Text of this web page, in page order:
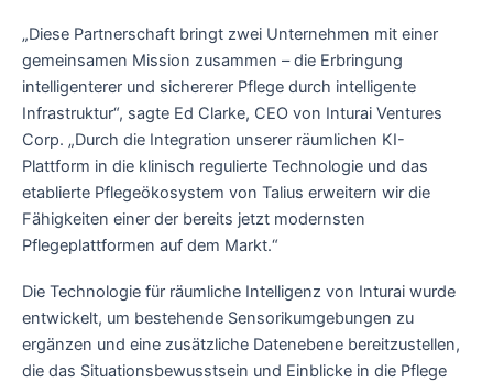
„Diese Partnerschaft bringt zwei Unternehmen mit einer
gemeinsamen Mission zusammen – die Erbringung
intelligenterer und sichererer Pflege durch intelligente
Infrastruktur“, sagte Ed Clarke, CEO von Inturai Ventures
Corp. „Durch die Integration unserer räumlichen KI-
Plattform in die klinisch regulierte Technologie und das
etablierte Pflegeökosystem von Talius erweitern wir die
Fähigkeiten einer der bereits jetzt modernsten
Pflegeplattformen auf dem Markt.“
Die Technologie für räumliche Intelligenz von Inturai wurde
entwickelt, um bestehende Sensorikumgebungen zu
ergänzen und eine zusätzliche Datenebene bereitzustellen,
die das Situationsbewusstsein und Einblicke in die Pflege